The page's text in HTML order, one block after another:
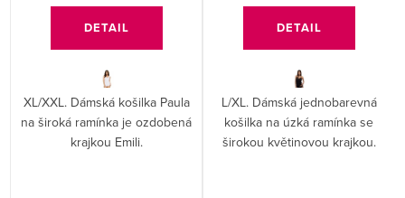
DETAIL
XL/XXL. Dámská košilka Paula
na široká ramínka je ozdobená
krajkou Emili.
DETAIL
L/XL. Dámská jednobarevná
košilka na úzká ramínka se
širokou květinovou krajkou.